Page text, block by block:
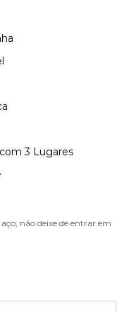
3 Lugares
não deixe de entrar em